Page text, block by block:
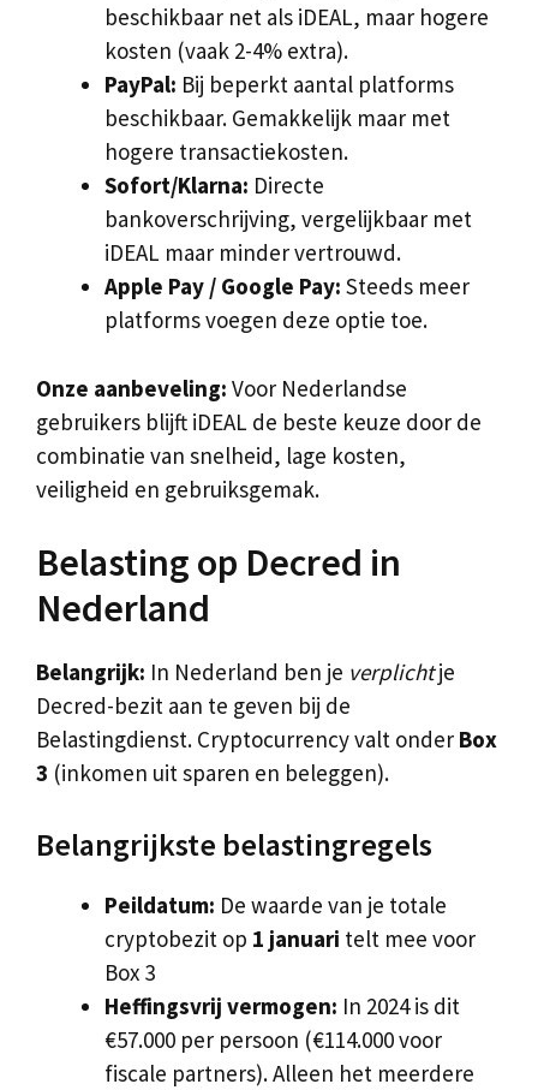
beschikbaar net als iDEAL, maar hogere
kosten (vaak 2-4% extra).
PayPal: Bij beperkt aantal platforms
beschikbaar. Gemakkelijk maar met
hogere transactiekosten.
Sofort/Klarna: Directe
bankoverschrijving, vergelijkbaar met
iDEAL maar minder vertrouwd.
Apple Pay / Google Pay: Steeds meer
platforms voegen deze optie toe.
Onze aanbeveling: Voor Nederlandse
gebruikers blijft iDEAL de beste keuze door de
combinatie van snelheid, lage kosten,
veiligheid en gebruiksgemak.
Belasting op Decred in
Nederland
Belangrijk: In Nederland ben je verplichtje
Decred-bezit aan te geven bij de
Belastingdienst. Cryptocurrency valt onder Box
3 (inkomen uit sparen en beleggen).
Belangrijkste belastingregels
Peildatum: De waarde van je totale
cryptobezit op 1 januari telt mee voor
Box 3
Heffingsvrij vermogen: In 2024 is dit
€57.000 per persoon (€114.000 voor
fiscale partners). Alleen het meerdere